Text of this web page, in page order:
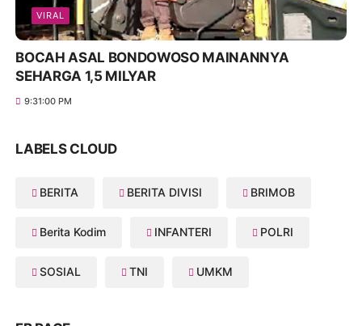
VIRAL
BOCAH ASAL BONDOWOSO MAINANNYA
SEHARGA 1,5 MILYAR
9:31:00 PM
LABELS CLOUD
BERITA BERITA DIVISI BRIMOB
Berita Kodim INFANTERI POLRI
SOSIAL TNI UMKM